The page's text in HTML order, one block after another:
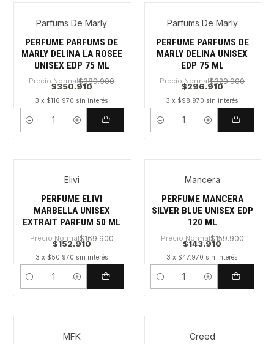
Parfums De Marly
PERFUME PARFUMS DE
MARLY DELINA LA ROSEE
UNISEX EDP 75 ML
Precio Normal$389.900
$350.910
3 x $116.970 sin interés
Cantidad
Parfums De Marly
PERFUME PARFUMS DE
MARLY DELINA UNISEX
EDP 75 ML
Precio Normal$329.900
$296.910
3 x $98.970 sin interés
Cantidad
Elivi
PERFUME ELIVI
MARBELLA UNISEX
EXTRAIT PARFUM 50 ML
Precio Normal$169.900
$152.910
3 x $50.970 sin interés
Cantidad
Mancera
PERFUME MANCERA
SILVER BLUE UNISEX EDP
120 ML
Precio Normal$159.900
$143.910
3 x $47.970 sin interés
Cantidad
MFK Creed